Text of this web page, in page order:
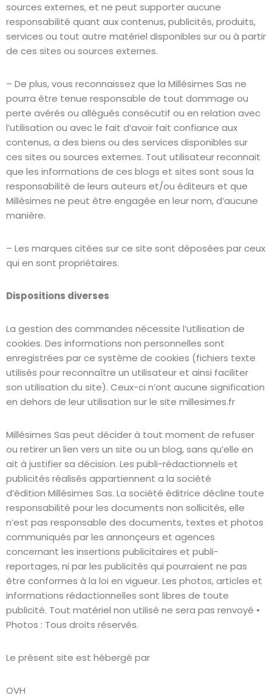
sources externes, et ne peut supporter aucune
responsabilité quant aux contenus, publicités, produits,
services ou tout autre matériel disponibles sur ou à partir
de ces sites ou sources externes.
– De plus, vous reconnaissez que la Millésimes Sas ne
pourra être tenue responsable de tout dommage ou
perte avérés ou allégués consécutif ou en relation avec
l’utilisation ou avec le fait d’avoir fait confiance aux
contenus, a des biens ou des services disponibles sur
ces sites ou sources externes. Tout utilisateur reconnait
que les informations de ces blogs et sites sont sous la
responsabilité de leurs auteurs et/ou éditeurs et que
Millésimes ne peut être engagée en leur nom, d’aucune
manière.
– Les marques citées sur ce site sont déposées par ceux
qui en sont propriétaires.
Dispositions diverses
La gestion des commandes nécessite l’utilisation de
cookies. Des informations non personnelles sont
enregistrées par ce système de cookies (fichiers texte
utilisés pour reconnaître un utilisateur et ainsi faciliter
son utilisation du site). Ceux-ci n’ont aucune signification
en dehors de leur utilisation sur le site millesimes.fr
Millésimes Sas peut décider à tout moment de refuser
ou retirer un lien vers un site ou un blog, sans qu’elle en
ait à justifier sa décision. Les publi-rédactionnels et
publicités réalisés appartiennent a la société
d’édition Millésimes Sas. La société éditrice décline toute
responsabilité pour les documents non sollicités, elle
n’est pas responsable des documents, textes et photos
communiqués par les annonçeurs et agences
concernant les insertions publicitaires et publi-
reportages, ni par les publicités qui pourraient ne pas
être conformes à la loi en vigueur. Les photos, articles et
informations rédactionnelles sont libres de toute
publicité. Tout matériel non utilisé ne sera pas renvoyé •
Photos : Tous droits réservés.
Le présent site est hébergé par
OVH